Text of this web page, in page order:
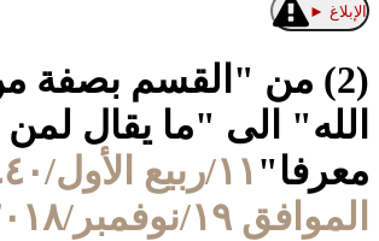
الإبلاغ ►
(2) من "القسم بصفة
الله" الى "ما يقال لمن
معرفا"
١١/ربيع
الموافق ١٩/نوفمبر/٢٠١٨